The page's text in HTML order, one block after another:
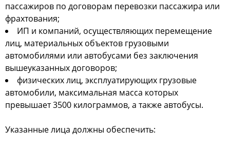
пассажиров по договорам перевозки пассажира или
фрахтования;
ИП и компаний, осуществляющих перемещение
лиц, материальных объектов грузовыми
автомобилями или автобусами без заключения
вышеуказанных договоров;
физических лиц, эксплуатирующих грузовые
автомобили, максимальная масса которых
превышает 3500 килограммов, а также автобусы.
Указанные лица должны обеспечить: